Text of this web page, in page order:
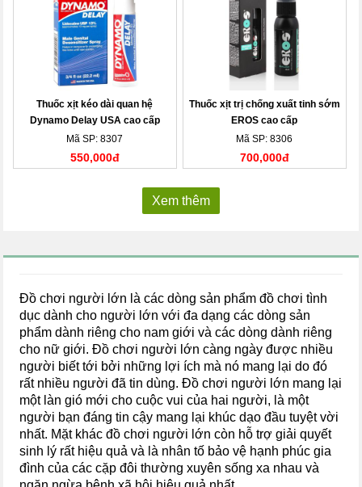
Thuốc xịt kéo dài quan hệ
Dynamo Delay USA cao cấp
Mã SP: 8307
550,000đ
Thuốc xịt trị chống xuất tinh sớm
EROS cao cấp
Mã SP: 8306
700,000đ
Xem thêm
Đồ chơi người lớn là các dòng sản phẩm đồ chơi tình
dục dành cho người lớn với đa dạng các dòng sản
phẩm dành riêng cho nam giới và các dòng dành riêng
cho nữ giới. Đồ chơi người lớn càng ngày được nhiều
người biết tới bởi những lợi ích mà nó mang lại do đó
rất nhiều người đã tin dùng. Đồ chơi người lớn mang lại
một làn gió mới cho cuộc vui của hai người, là một
người bạn đáng tin cậy mang lại khúc dạo đầu tuyệt vời
nhất. Mặt khác đồ chơi người lớn còn hỗ trợ giải quyết
sinh lý rất hiệu quả và là nhân tố bảo vệ hạnh phúc gia
đình của các cặp đôi thường xuyên sống xa nhau và